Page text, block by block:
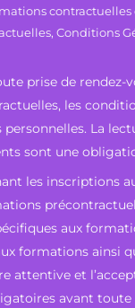
Conditions
prise de rendez-
les
personnelles. La
sont une
les inscriptions
aux
formations ainsi
attentive et
avant